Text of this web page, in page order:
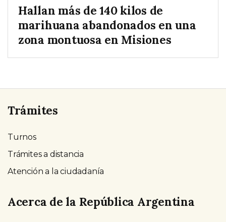
Hallan más de 140 kilos de
marihuana abandonados en una
zona montuosa en Misiones
Trámites
Turnos
Trámites a distancia
Atención a la ciudadanía
Acerca de la República Argentina